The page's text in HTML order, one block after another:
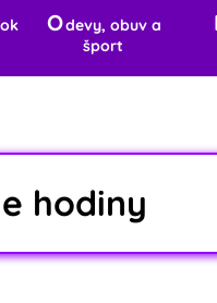
Odevy, obuv a
šport
hodiny